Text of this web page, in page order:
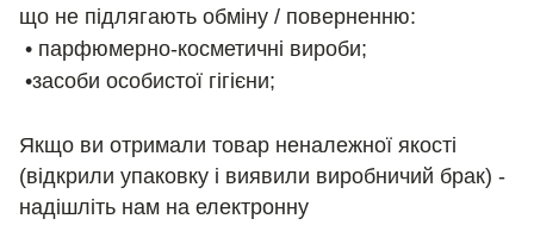
що не підлягають обміну / поверненню:
• парфюмерно-косметичні вироби;
•засоби особистої гігієни;
Якщо ви отримали товар неналежної якості
(відкрили упаковку і виявили виробничий брак) -
надішліть нам на електронну